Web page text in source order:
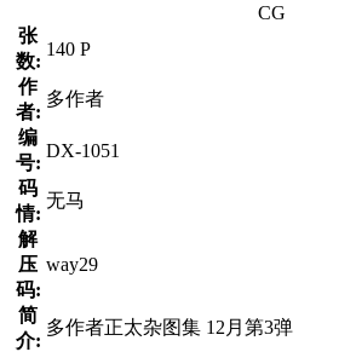
CG
张
数:
140 P
作
者:
多作者
编
号:
DX-1051
码
情:
无马
解
压
码:
way29
简
介:
多作者正太杂图集 12月第3弹